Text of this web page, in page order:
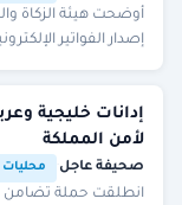
أوضحت هيئة الزكاة
إصدار الفواتير
إدانات خليجية
لأمن المملكة
صحيفة عاجل محليات
انطلقت حملة تضامن